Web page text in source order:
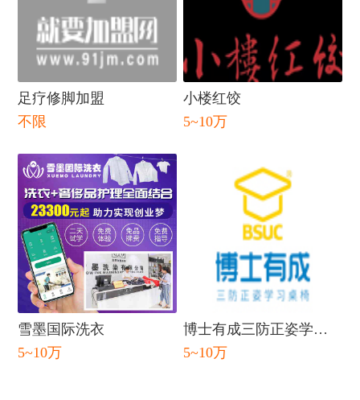
足疗修脚加盟
不限
小楼红饺
5~10万
雪墨国际洗衣
5~10万
博士有成三防正姿学习
桌
5~10万